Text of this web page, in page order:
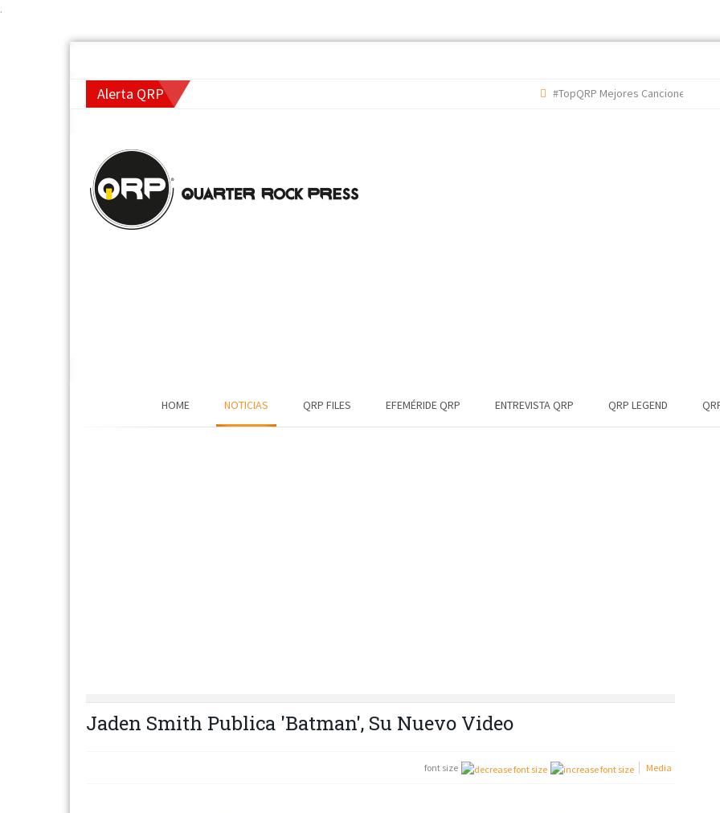
.
Alerta QRP #TopQRP Mejores Canciones 2022
HOME NOTICIAS QRP FILES EFEMÉRIDE QRP ENTREVISTA QRP QRP LEGEND
Jaden Smith Publica 'Batman', Su Nuevo Video
font size Media